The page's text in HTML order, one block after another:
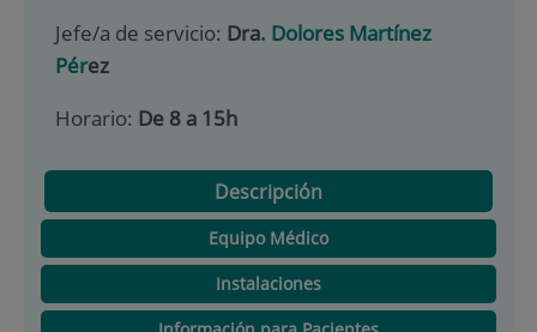
Jefe/a de servicio: Dra. Dolores Martínez
Pérez
Horario: De 8 a 15h
Descripción
Equipo Médico
Instalaciones